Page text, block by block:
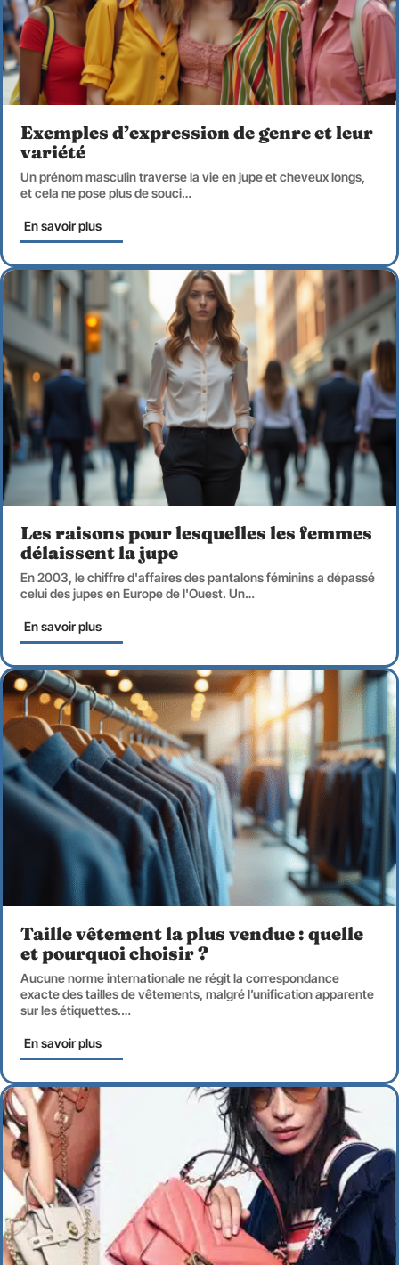
Exemples d’expression de genre et leur
variété
Un prénom masculin traverse la vie en jupe et cheveux longs,
et cela ne pose plus de souci…
En savoir plus
Les raisons pour lesquelles les femmes
délaissent la jupe
En 2003, le chiffre d'affaires des pantalons féminins a dépassé
celui des jupes en Europe de l'Ouest. Un…
En savoir plus
Taille vêtement la plus vendue : quelle
et pourquoi choisir ?
Aucune norme internationale ne régit la correspondance
exacte des tailles de vêtements, malgré l’unification apparente
sur les étiquettes.…
En savoir plus